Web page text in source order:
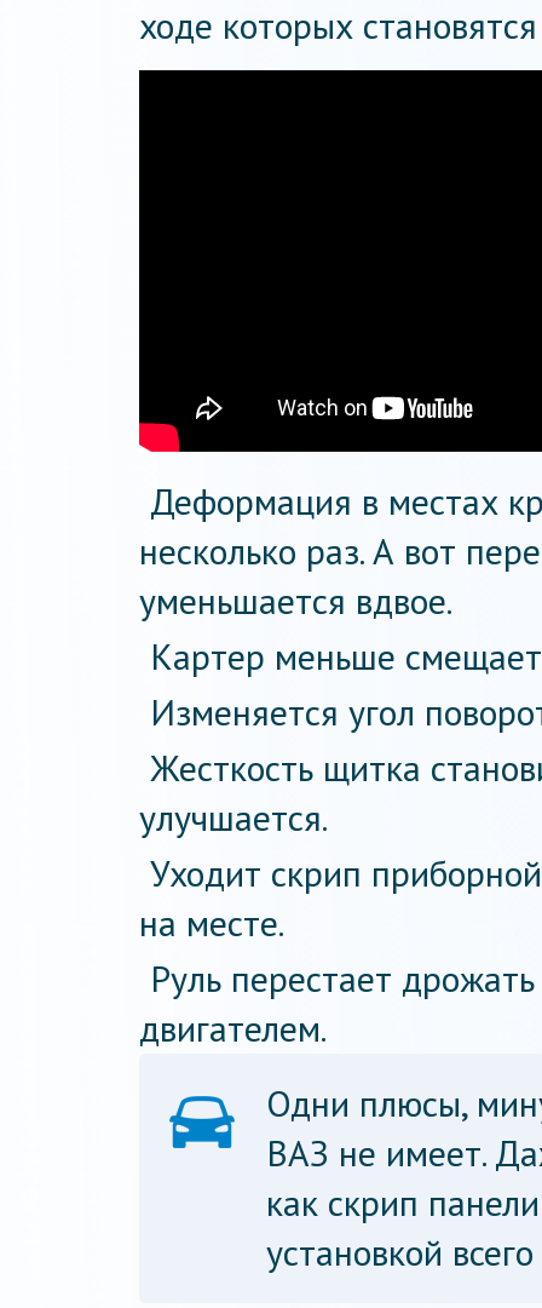
ходе которых
Деформация в местах
несколько раз. А вот
уменьшается вдвое.
Картер меньше
Изменяется угол
Жесткость щитка
улучшается.
Уходит скрип
на месте.
Руль перестает
двигателем.
Одни плюсы,
ВАЗ не имеет.
как скрип
установкой